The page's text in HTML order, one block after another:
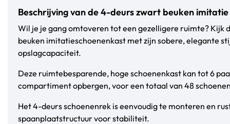
Beschrijving van de 4-deurs zwart beuken
Wil je je gang omtoveren tot een gezelligere ruimte? Kijk
beuken imitatieschoenenkast met zijn sobere, elegante
opslagcapaciteit.
Deze ruimtebesparende, hoge schoenenkast kan tot 6
compartiment opbergen, voor een totaal van 48
Het 4-deurs schoenenrek is eenvoudig te monteren en
spaanplaatstructuur voor stabiliteit.